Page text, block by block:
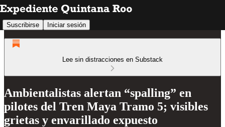
Suscribirse Iniciar sesión
Lee sin distracciones en Substack
Ambientalistas alertan “spalling” en
pilotes del Tren Maya Tramo 5; visibles
grietas y envarillado expuesto